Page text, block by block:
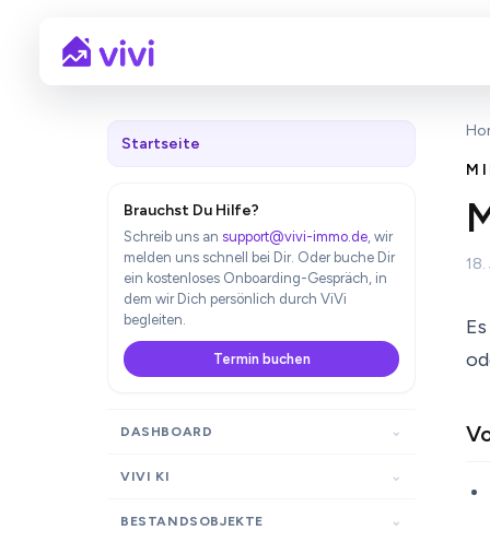
Startseite
Brauchst Du Hilfe?
Schreib uns an support@vivi-immo.de, wir
melden uns schnell bei Dir. Oder buche Dir
ein kostenloses Onboarding-Gespräch, in
dem wir Dich persönlich durch ViVi
begleiten.
Termin buchen
DASHBOARD
VIVI KI
BESTANDSOBJEKTE